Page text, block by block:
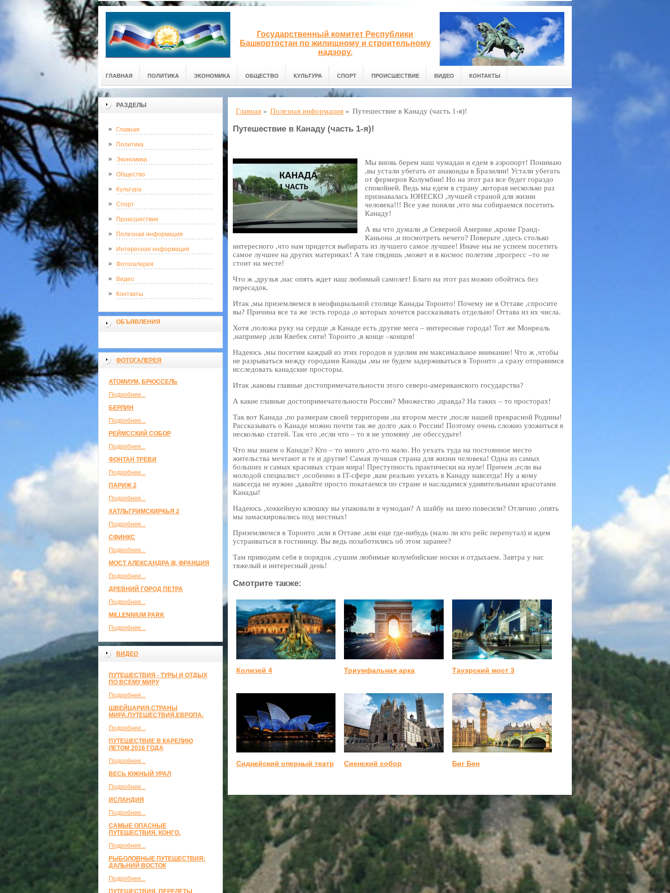
Государственный комитет Республики
Башкортостан по жилищному и строительному
надзору.
ГЛАВНАЯ ПОЛИТИКА ЭКОНОМИКА ОБЩЕСТВО КУЛЬТУРА СПОРТ ПРОИСШЕСТВИЕ ВИДЕО КОНТАКТЫ
РАЗДЕЛЫ
Главная
Политика
Экономика
Общество
Культура
Спорт
Происшествие
Полезная информация
Интересная информация
Фотогалерея
Видео
Контакты
ОБЪЯВЛЕНИЯ
ФОТОГАЛЕРЕЯ
АТОМИУМ, БРЮССЕЛЬ
Подробнее...
БЕРЛИН
Подробнее...
РЕЙМССКИЙ СОБОР
Подробнее...
ФОНТАН ТРЕВИ
Подробнее...
ПАРИЖ 2
Подробнее...
ХАТЛЬГРИМСКИРКЬЯ 2
Подробнее...
СФИНКС
Подробнее...
МОСТ АЛЕКСАНДРА III, ФРАНЦИЯ
Подробнее...
ДРЕВНИЙ ГОРОД ПЕТРА
Подробнее...
MILLENNIUM PARK
Подробнее...
ВИДЕО
ПУТЕШЕСТВИЯ - ТУРЫ И ОТДЫХ
ПО ВСЕМУ МИРУ
Подробнее...
ШВЕЙЦАРИЯ.СТРАНЫ
МИРА.ПУТЕШЕСТВИЯ.ЕВРОПА.
Подробнее...
ПУТЕШЕСТВИЕ В КАРЕЛИЮ
ЛЕТОМ 2016 ГОДА
Подробнее...
ВЕСЬ ЮЖНЫЙ УРАЛ
Подробнее...
ИСЛАНДИЯ
Подробнее...
САМЫЕ ОПАСНЫЕ
ПУТЕШЕСТВИЯ. КОНГО.
Подробнее...
РЫБОЛОВНЫЕ ПУТЕШЕСТВИЯ:
ДАЛЬНИЙ ВОСТОК
Подробнее...
ПУТЕШЕСТВИЯ, ПЕРЕЛЕТЫ
Главная » Полезная информация » Путешествие в Канаду (часть 1-я)!
Путешествие в Канаду (часть 1-я)!
Мы вновь берем наш чумадан и едем в аэропорт! Понимаю
,вы устали убегать от анаконды в Бразилии! Устали убегать
от фермеров Колумбии! Но на этот раз все будет гораздо
спокойней. Ведь мы едем в страну ,которая несколько раз
признавалась ЮНЕСКО ,лучшей страной для жизни
человека!!! Все уже поняли ,что мы собираемся посетить
Канаду!
А вы что думали ,в Северной Америке ,кроме Гранд-
Каньона ,и посмотреть нечего? Поверьте ,здесь столько
интересного ,что нам придется выбирать из лучшего самое лучшее! Иначе мы не успеем посетить
самое лучшее на других материках! А там глядишь ,может и в космос полетим ,прогресс –то не
стоит на месте!
Что ж ,друзья ,нас опять ждет наш любимый самолет! Благо на этот раз можно обойтись без
пересадок.
Итак ,мы приземляемся в неофициальной столице Канады Торонто! Почему не в Оттаве ,спросите
вы? Причина все та же :есть города ,о которых хочется рассказывать отдельно! Оттава из их числа.
Хотя ,положа руку на сердце ,в Канаде есть другие мега – интересные города! Тот же Монреаль
,например ,или Квебек сити! Торонто ,в конце –концов!
Надеюсь ,мы посетим каждый из этих городов и уделим им максимальное внимание! Что ж ,чтобы
не разрываться между городами Канады ,мы не будем задерживаться в Торонто ,а сразу отправимся
исследовать канадские просторы.
Итак ,каковы главные достопримечательности этого северо-американского государства?
А какие главные достопримечательности России? Множество ,правда? На таких – то просторах!
Так вот Канада ,по размерам своей территории ,на втором месте ,после нашей прекрасной Родины!
Рассказывать о Канаде можно почти так же долго ,как о России! Поэтому очень сложно уложиться в
несколько статей. Так что ,если что – то я не упомяну ,не обессудьте!
Что мы знаем о Канаде? Кто – то много ,кто-то мало. Но уехать туда на постоянное место
жительства мечтают и те и другие! Самая лучшая страна для жизни человека! Одна из самых
больших и самых красивых стран мира! Преступность практически на нуле! Причем ,если вы
молодой специалист ,особенно в IT-сфере ,вам реально уехать в Канаду навсегда! Ну а кому
навсегда не нужно ,давайте просто покатаемся по стране и насладимся удивительными красотами
Канады!
Надеюсь ,хоккейную клюшку вы упаковали в чумодан? А шайбу на шею повесили? Отлично ,опять
мы замаскировались под местных!
Приземляемся в Торонто ,или в Оттаве ,или еще где-нибудь (мало ли кто рейс перепутал) и идем
устраиваться в гостиницу. Вы ведь позаботились об этом заранее?
Там приводим себя в порядок ,сушим любимые колумбийские носки и отдыхаем. Завтра у нас
тяжелый и интересный день!
Смотрите также:
Колизей 4 Триумфальная арка Тауэрский мост 3
Сиднейский оперный театр Сиенский собор Биг Бен